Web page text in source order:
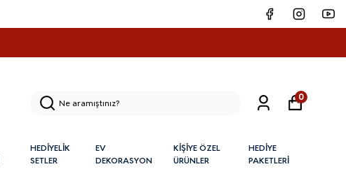
HEDİYELİK
SETLER
EV
DEKORASYON
KİŞİYE ÖZEL
ÜRÜNLER
HEDİYE
PAKETLERİ
0